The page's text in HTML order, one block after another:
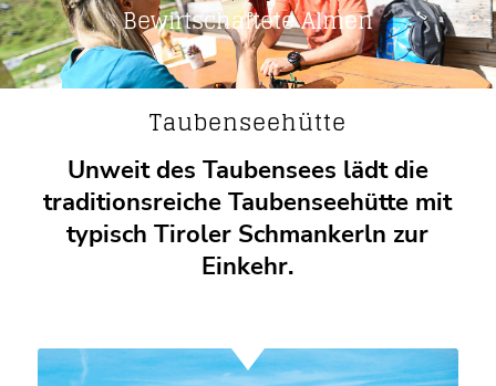
Bewirtschaftete Almen
Taubenseehütte
Unweit des Taubensees lädt die
traditionsreiche Taubenseehütte mit
typisch Tiroler Schmankerln zur
Einkehr.